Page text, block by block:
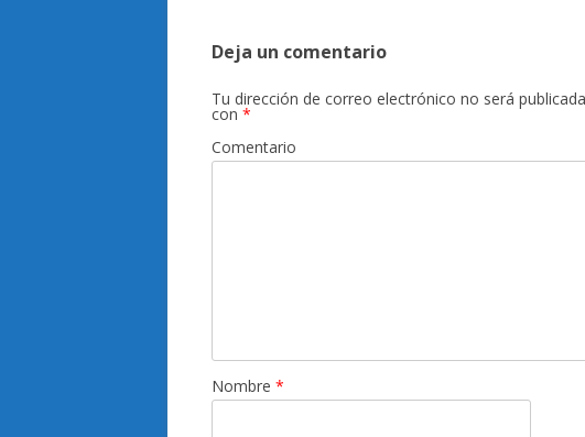
Deja un comentario
Tu dirección de correo electrónico no será
con *
Comentario
Nombre *